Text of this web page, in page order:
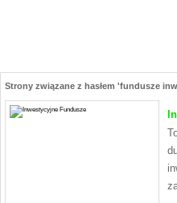
Strony związane z hasłem 'fundusze